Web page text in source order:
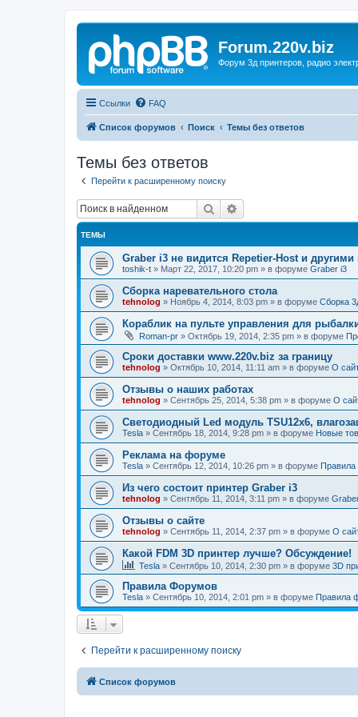
Forum.220v.biz
Форум 3д принтеров, радио
Ссылки FAQ
Список форумов Поиск Темы без ответов
Темы без ответов
Перейти к расширенному поиску
Поиск
ТЕМЫ
Graber i3 не видится Repetier-Host и другими
toshik-t » Март 22, 2017, 10:20 pm » в форуме Graber i3
Сборка наревательного стола
tehnolog » Ноябрь 4, 2014, 8:03 pm » в форуме Сборка
Кораблик на пульте управления для
Roman-pr » Октябрь 19, 2014, 2:35 pm » в форуме
Сроки доставки www.220v.biz за границу
tehnolog » Октябрь 10, 2014, 11:11 am » в форуме О
Отзывы о наших работах
tehnolog » Сентябрь 25, 2014, 5:38 pm » в форуме О
Светодиодный Led модуль TSU12х6,
Tesla » Сентябрь 18, 2014, 9:28 pm » в форуме Новые
Реклама на форуме
Tesla » Сентябрь 12, 2014, 10:26 pm » в форуме
Из чего состоит принтер Graber i3
tehnolog » Сентябрь 11, 2014, 3:11 pm » в форуме
Отзывы о сайте
tehnolog » Сентябрь 11, 2014, 2:37 pm » в форуме О
Какой FDM 3D принтер лучше? Обсуждение!
Tesla » Сентябрь 10, 2014, 2:30 pm » в форуме 3D
Правила Форумов
Tesla » Сентябрь 10, 2014, 2:01 pm » в форуме Правила
Перейти к расширенному поиску
Список форумов